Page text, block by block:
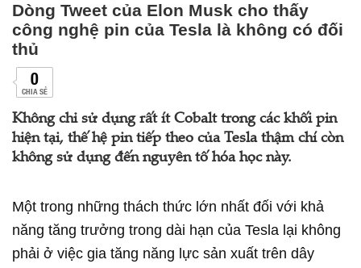
Dòng Tweet của Elon Musk cho thấy
công nghệ pin của Tesla là không có đối
thủ
0
CHIA SẺ
Không chỉ sử dụng rất ít Cobalt trong các khối pin
hiện tại, thế hệ pin tiếp theo của Tesla thậm chí còn
không sử dụng đến nguyên tố hóa học này.
Một trong những thách thức lớn nhất đối với khả
năng tăng trưởng trong dài hạn của Tesla lại không
phải ở việc gia tăng năng lực sản xuất trên dây